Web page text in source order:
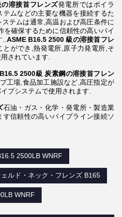
溶接首フレンズ発電所ではボイラ
ムなどの主要な機器を接続するた
テムは通常,高温および高圧条件に
を確保するために信頼性の高いパイ
..ASME B16.5 2500 級の溶接首フレ
とができ,熱発電所,原子力発電所,そ
されています.
2500級 炭素鋼の溶接首フレン
工場,食品加工施設など,高圧指定が
プシステムで使用されます.
石油・ガス・化学・発電所・製造業
信頼性の高いパイプライン接続ソ
2500LB WNRF
ルド・ネック・フレンズ B165
WNRF